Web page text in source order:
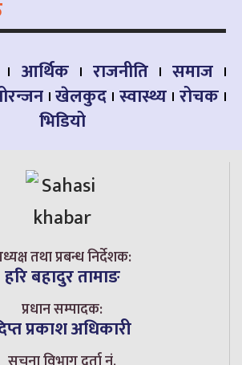
आर्थिक राजनीति
समाज
खेलकुद स्वास्थ्य रोचक
भिडियो
तथा प्रबन्ध निर्देशक:
हरि बहादुर तामाङ
प्रधान सम्पादक:
प्रकाश अधिकारी